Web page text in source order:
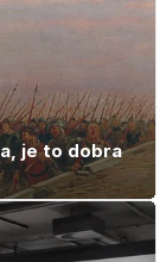
je to dobra